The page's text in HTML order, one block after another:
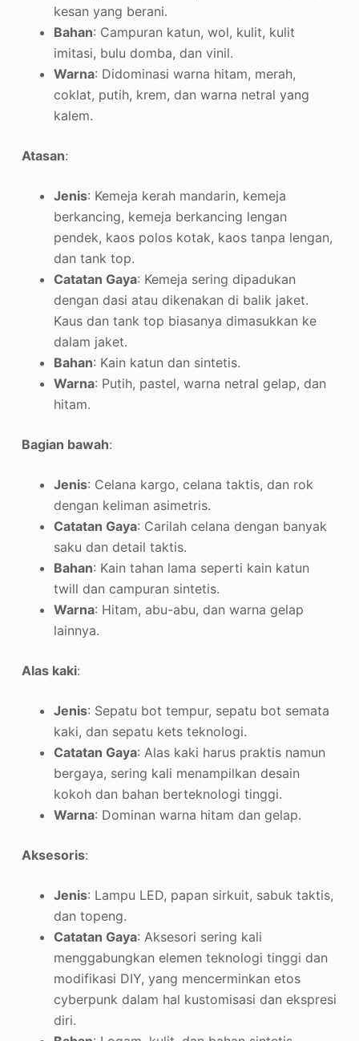
kesan yang berani.
Bahan: Campuran katun, wol, kulit, kulit
imitasi, bulu domba, dan vinil.
Warna: Didominasi warna hitam, merah,
coklat, putih, krem, dan warna netral yang
kalem.
Atasan:
Jenis: Kemeja kerah mandarin, kemeja
berkancing, kemeja berkancing lengan
pendek, kaos polos kotak, kaos tanpa lengan,
dan tank top.
Catatan Gaya: Kemeja sering dipadukan
dengan dasi atau dikenakan di balik jaket.
Kaus dan tank top biasanya dimasukkan ke
dalam jaket.
Bahan: Kain katun dan sintetis.
Warna: Putih, pastel, warna netral gelap, dan
hitam.
Bagian bawah:
Jenis: Celana kargo, celana taktis, dan rok
dengan keliman asimetris.
Catatan Gaya: Carilah celana dengan banyak
saku dan detail taktis.
Bahan: Kain tahan lama seperti kain katun
twill dan campuran sintetis.
Warna: Hitam, abu-abu, dan warna gelap
lainnya.
Alas kaki:
Jenis: Sepatu bot tempur, sepatu bot semata
kaki, dan sepatu kets teknologi.
Catatan Gaya: Alas kaki harus praktis namun
bergaya, sering kali menampilkan desain
kokoh dan bahan berteknologi tinggi.
Warna: Dominan warna hitam dan gelap.
Aksesoris:
Jenis: Lampu LED, papan sirkuit, sabuk taktis,
dan topeng.
Catatan Gaya: Aksesori sering kali
menggabungkan elemen teknologi tinggi dan
modifikasi DIY, yang mencerminkan etos
cyberpunk dalam hal kustomisasi dan ekspresi
diri.